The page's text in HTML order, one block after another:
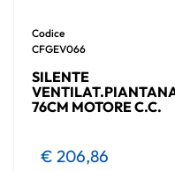
Codice
CFGEV066
SILENTE
76CM MOTORE C.C.
€ 206,86